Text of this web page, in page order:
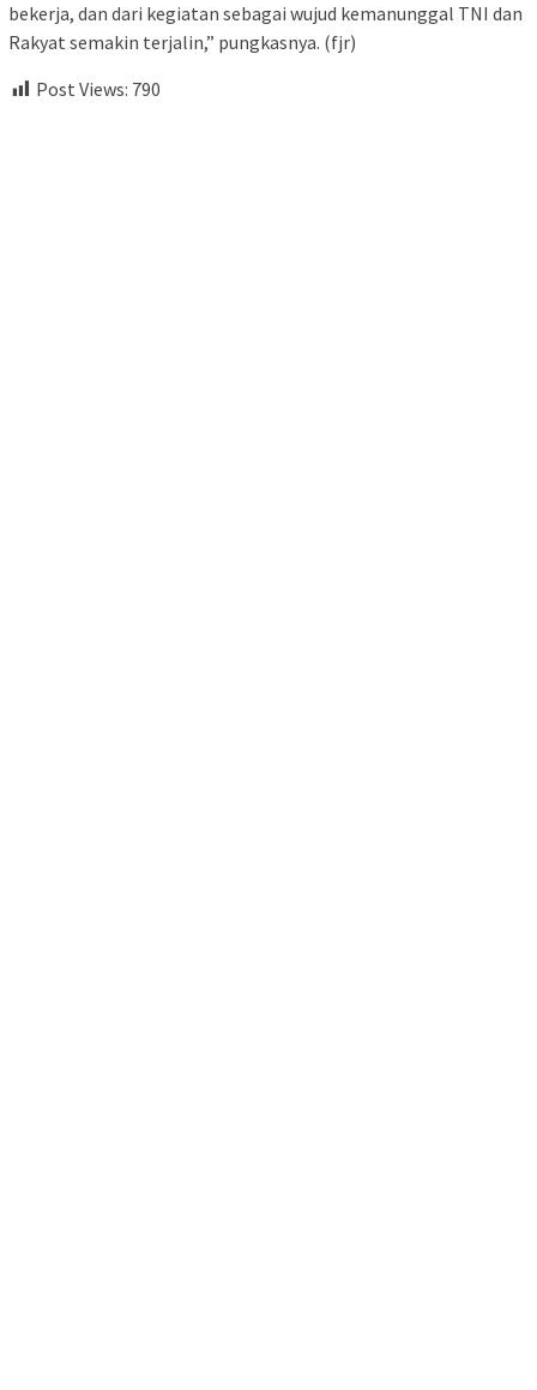
bekerja, dan dari kegiatan sebagai wujud kemanunggal TNI dan
Rakyat semakin terjalin,” pungkasnya. (fjr)
Post Views: 790